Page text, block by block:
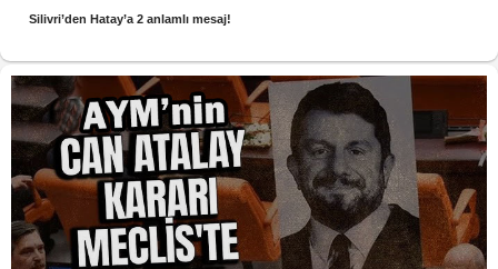
Silivri’den Hatay’a 2 anlamlı mesaj!